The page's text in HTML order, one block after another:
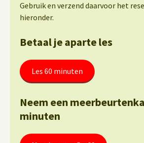
Gebruik en verzend daarvoor het
hieronder.
Betaal je aparte les
Les 60 minuten
Neem een
minuten